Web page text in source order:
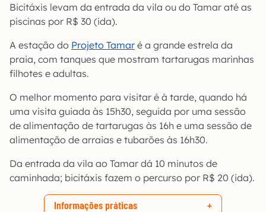
Bicitáxis levam da entrada da vila ou do Tamar até as
piscinas por R$ 30 (ida).
A estação do Projeto Tamar é a grande estrela da
praia, com tanques que mostram tartarugas marinhas
filhotes e adultas.
O melhor momento para visitar é à tarde, quando há
uma visita guiada às 15h30, seguida por uma sessão
de alimentação de tartarugas às 16h e uma sessão de
alimentação de arraias e tubarões às 16h30.
Da entrada da vila ao Tamar dá 10 minutos de
caminhada; bicitáxis fazem o percurso por R$ 20 (ida).
Informações práticas